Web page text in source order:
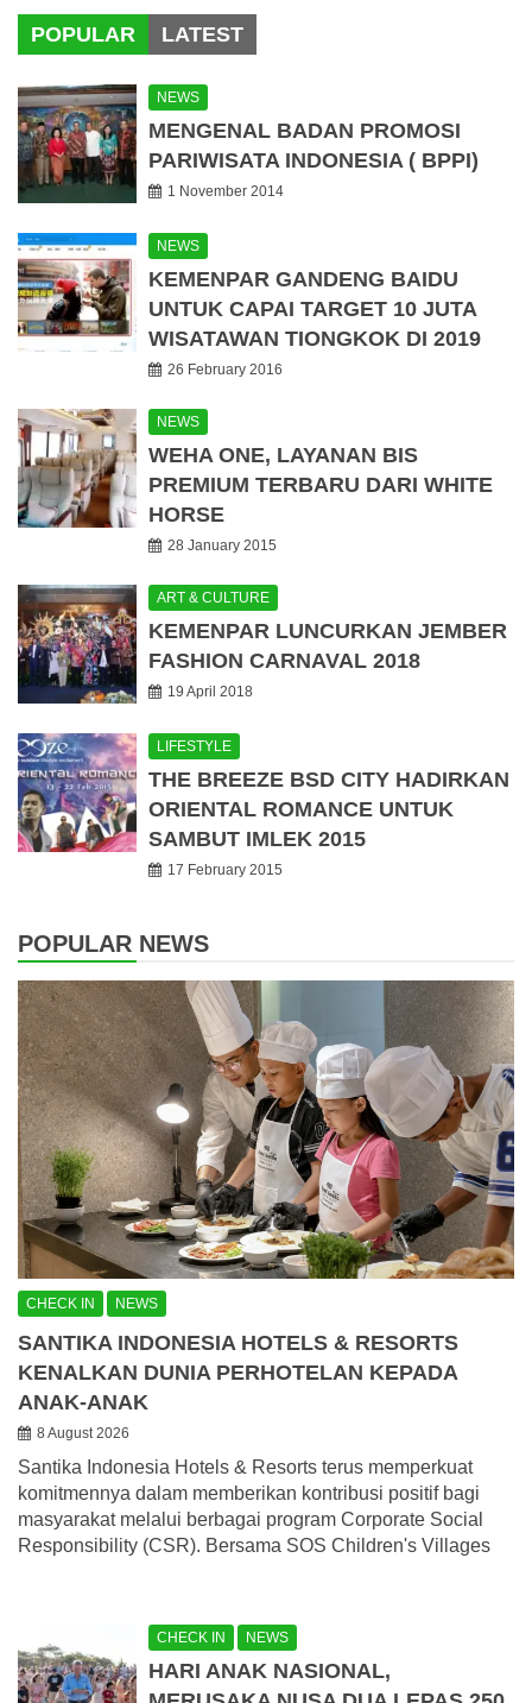
POPULAR LATEST
NEWS
MENGENAL BADAN PROMOSI
PARIWISATA INDONESIA ( BPPI)
1 November 2014
NEWS
KEMENPAR GANDENG BAIDU
UNTUK CAPAI TARGET 10 JUTA
WISATAWAN TIONGKOK DI 2019
26 February 2016
NEWS
WEHA ONE, LAYANAN BIS
PREMIUM TERBARU DARI WHITE
HORSE
28 January 2015
ART & CULTURE
KEMENPAR LUNCURKAN JEMBER
FASHION CARNAVAL 2018
19 April 2018
LIFESTYLE
THE BREEZE BSD CITY HADIRKAN
ORIENTAL ROMANCE UNTUK
SAMBUT IMLEK 2015
17 February 2015
POPULAR NEWS
CHECK IN NEWS
SANTIKA INDONESIA HOTELS & RESORTS
KENALKAN DUNIA PERHOTELAN KEPADA
ANAK-ANAK
8 August 2026
Santika Indonesia Hotels & Resorts terus memperkuat
komitmennya dalam memberikan kontribusi positif bagi
masyarakat melalui berbagai program Corporate Social
Responsibility (CSR). Bersama SOS Children's Villages
CHECK IN NEWS
HARI ANAK NASIONAL,